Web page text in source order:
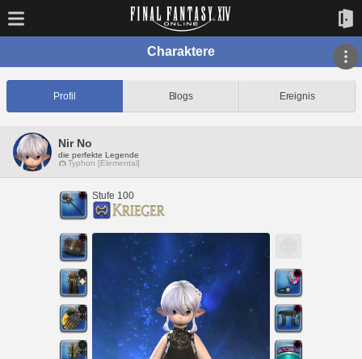
Charaktere
Profil Blogs Ereignis
Nir No
die perfekte Legende
Typhon [Elemental]
Stufe 100